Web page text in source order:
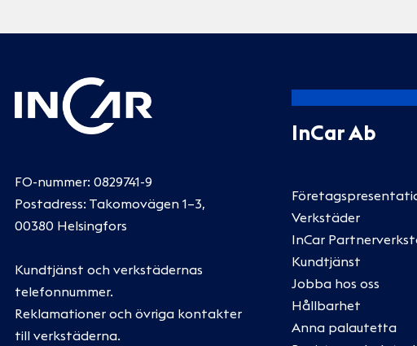
FO-nummer: 0829741-9
Postadress: Takomovägen 1–3,
00380 Helsingfors
Kundtjänst och verkstädernas
telefonnummer.
Reklamationer och övriga kontakter
till verkstäderna.
InCar Ab
Verkstäder
InCar
Kundtjänst
Jobba hos oss
Hållbarhet
Anna palautetta